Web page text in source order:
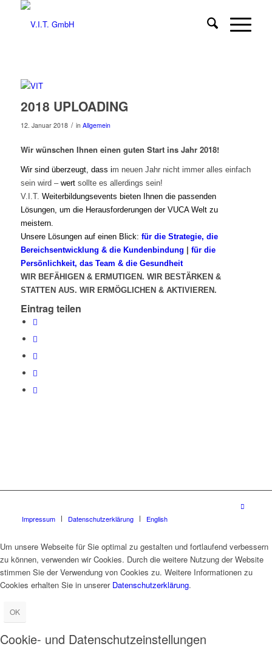
2018 UPLOADING
12. Januar 2018 / in Allgemein
Wir wünschen Ihnen einen guten Start ins Jahr 2018!
Wir sind überzeugt, dass im neuen Jahr nicht immer alles einfach
sein wird – wertsollte es allerdings sein!
V.I.T. Weiterbildungsevents bieten Ihnen die passenden
Lösungen, um die Herausforderungen der VUCA Welt zu
meistern.
Unsere Lösungen auf einen Blick: für die Strategie, die
Bereichsentwicklung & die Kundenbindung
für die
Persönlichkeit, das Team & die Gesundheit
WIR BEFÄHIGEN & ERMUTIGEN. WIR BESTÄRKEN &
STATTEN AUS. WIR ERMÖGLICHEN & AKTIVIEREN.
Eintrag teilen
Impressum Datenschutzerklärung English
Um unsere Webseite für Sie optimal zu gestalten und fortlaufend verbessern
zu können, verwenden wir Cookies. Durch die weitere Nutzung der Website
stimmen Sie der Verwendung von Cookies zu. Weitere Informationen zu
Cookies erhalten Sie in unserer Datenschutzerklärung.
OK
Cookie- und Datenschutzeinstellungen